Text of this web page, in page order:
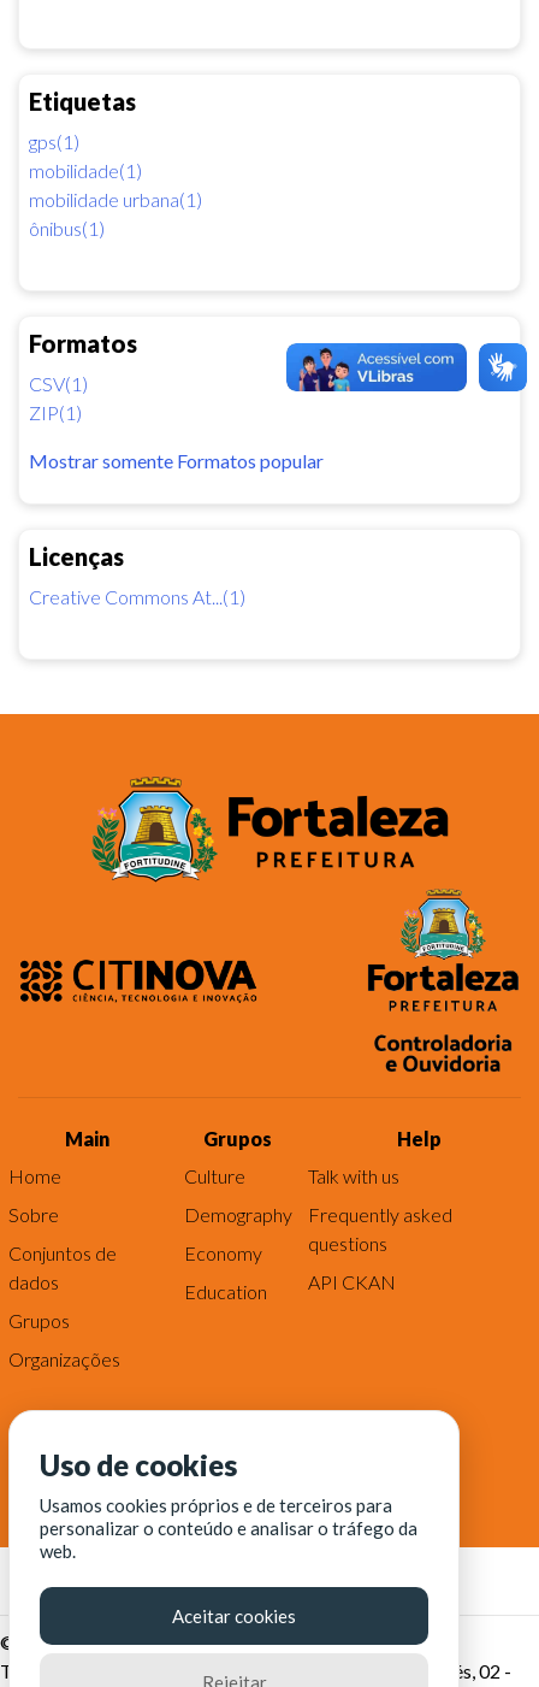
Etiquetas
gps(1)
mobilidade(1)
mobilidade urbana(1)
ônibus(1)
Formatos
CSV(1)
ZIP(1)
Mostrar somente Formatos popular
Licenças
Creative Commons At...(1)
Main
Home
Sobre
Conjuntos de
dados
Grupos
Organizações
Grupos
Culture
Demography
Economy
Education
Help
Talk with us
Frequently asked
questions
API CKAN
© Fortaleza Digital || CITINOVA - Fundação de Ciência,
Tecnologia e Inovação de Fortaleza - Rua dos Tremembés, 02 -
Uso de cookies
Usamos cookies próprios e de terceiros para
personalizar o conteúdo e analisar o tráfego da
web.
Aceitar cookies
Rejeitar